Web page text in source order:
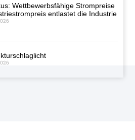
Wettbewerbsfähige Strompreise
entlastet die Industrie